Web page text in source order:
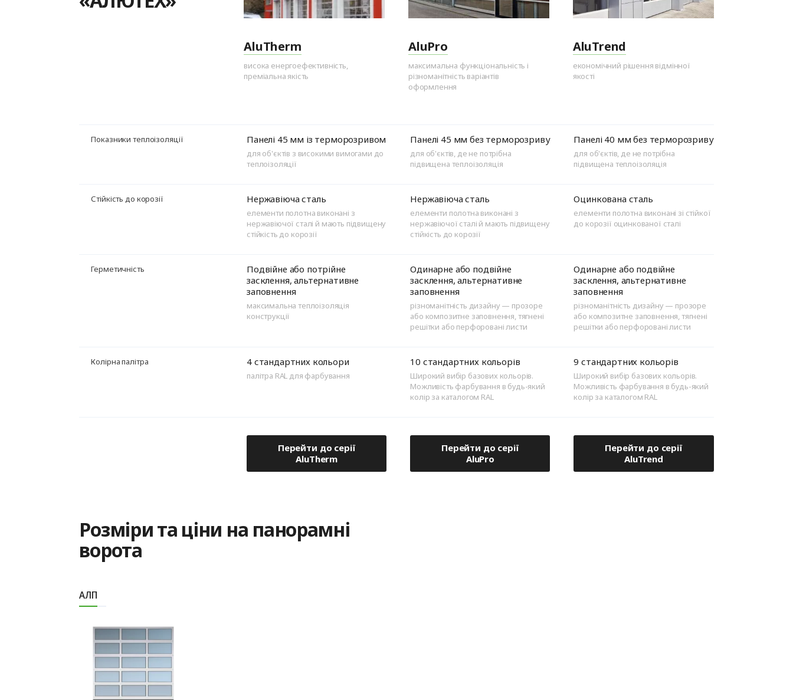
AluTherm
висока енергоефективність,
преміальна якість
AluPro
максимальна функціональність і
різноманітність варіантів
оформлення
AluTrend
економічний рішення відмінної
якості
Показники теплоізоляції Панелі 45 мм із терморозривом
для об'єктів з високими вимогами до
теплоізоляції
Панелі 45 мм без терморозриву
для об'єктів, де не потрібна
підвищена теплоізоляція
Панелі 40 мм без терморозриву
для об'єктів, де не потрібна
підвищена теплоізоляція
Стійкість до корозії Нержавіюча сталь
елементи полотна виконані з
нержавіючої сталі й мають підвищену
стійкість до корозії
Нержавіюча сталь
елементи полотна виконані з
нержавіючої сталі й мають підвищену
стійкість до корозії
Оцинкована сталь
елементи полотна виконані зі стійкої
до корозії оцинкованої сталі
Герметичність
Подвійне або потрійне
засклення, альтернативне
заповнення
максимальна теплоізоляція
конструкції
Одинарне або подвійне
засклення, альтернативне
заповнення
різноманітність дизайну — прозоре
або композитне заповнення, тягнені
решітки або перфоровані листи
Одинарне або подвійне
засклення, альтернативне
заповнення
різноманітність дизайну — прозоре
або композитне заповнення, тягнені
решітки або перфоровані листи
Колірна палітра 4 стандартних кольори
палітра RAL для фарбування
10 стандартних кольорів
Широкий вибір базових кольорів.
Можливість фарбування в будь-який
колір за каталогом RAL
9 стандартних кольорів
Широкий вибір базових кольорів.
Можливість фарбування в будь-який
колір за каталогом RAL
Перейти до серії
AluTherm
Перейти до серії
AluPro
Перейти до серії
AluTrend
Розміри та ціни на панорамні
ворота
АЛП